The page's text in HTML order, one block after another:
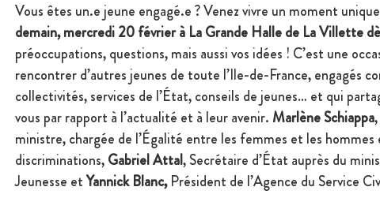
Vous êtes un.e jeune engagé.e ? Venez vivre un moment
demain, mercredi 20 février à La Grande Halle de La Villette
préoccupations, questions, mais aussi vos idées ! C’est une
rencontrer d’autres jeunes de toute l’Ile-de-France, engagés
collectivités, services de l’État, conseils de jeunes… et qui
vous par rapport à l’actualité et à leur avenir. Marlène Schiappa
ministre, chargée de l’Égalité entre les femmes et les
discriminations, Gabriel Attal, Secrétaire d’État auprès du
Jeunesse et Yannick Blanc, Président de l’Agence du Service